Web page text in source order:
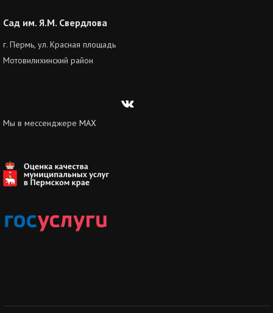
Сад им. Я.М. Свердлова
г. Пермь, ул. Красная площадь
Мотовилихинский район
Вконтакте
Мы в мессенджере MAX